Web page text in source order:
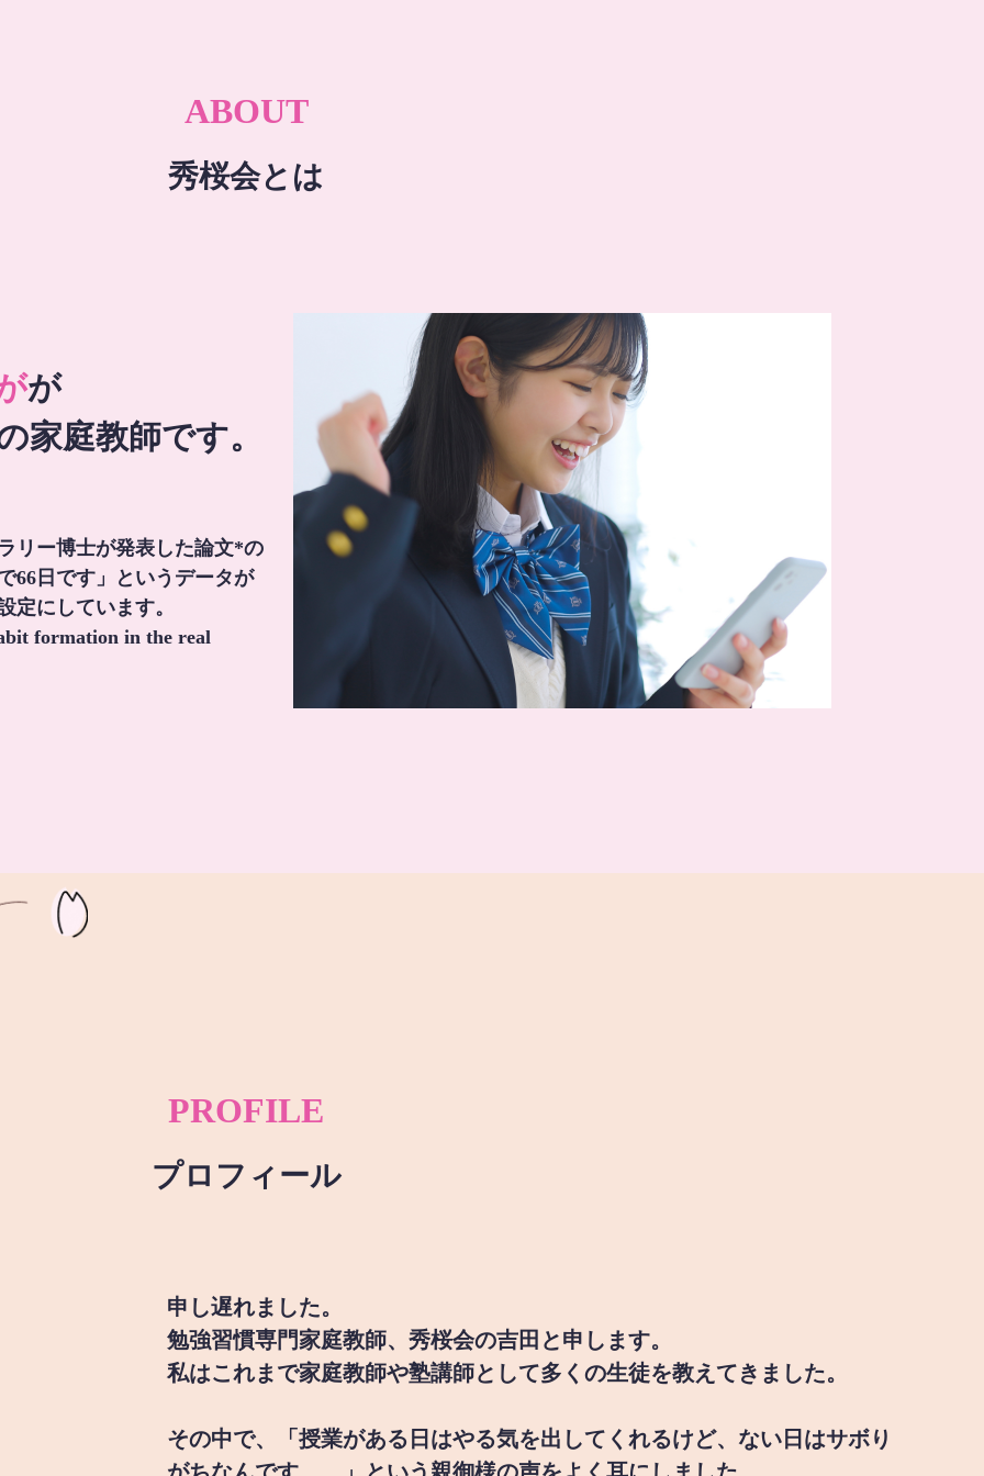
ABOUT
秀桜会とは
が
家庭教師です。
リー博士が発表した論文*の
66日です」というデータが
定にしています。
formation in the real
PROFILE
プロフィール
申し遅れました。
勉強習慣専門家庭教師、秀桜会の吉田と申します。
私はこれまで家庭教師や塾講師として多くの生徒を教えてきました。
その中で、「授業がある日はやる気を出してくれるけど、ない日はサボり